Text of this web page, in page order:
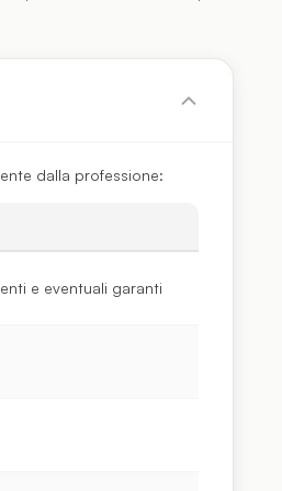
dalla professione:
e eventuali garanti